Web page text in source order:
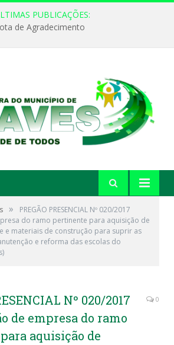
PUBLICAÇÕES:
de Agradecimento
»
PREGÃO PRESENCIAL Nº 020/2017
do ramo pertinente para aquisição de
e materiais de construção para suprir as
e reforma das escolas do
Nº 020/2017
de empresa do ramo
aquisição de
0